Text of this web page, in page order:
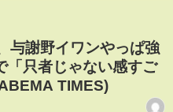
与謝野イワンやっぱ強
「只者じゃない感すご
TIMES)